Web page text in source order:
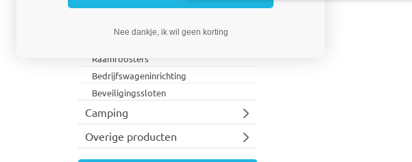
Imperialen
Raamroosters
Bedrijfswageninrichting
Beveiligingssloten
Camping
Overige producten
Nee dankje, ik wil geen korting